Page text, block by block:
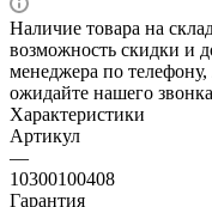
Наличие товара на
возможность скидки и
менеджера по
ожидайте нашего
Характеристики
Артикул
—
10300100408
Гарантия